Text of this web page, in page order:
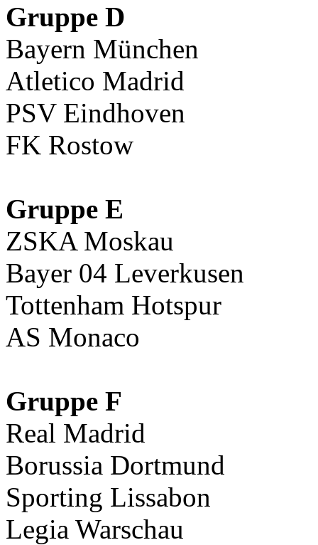
Gruppe D
Bayern München
Atletico Madrid
PSV Eindhoven
FK Rostow
Gruppe E
ZSKA Moskau
Bayer 04 Leverkusen
Tottenham Hotspur
AS Monaco
Gruppe F
Real Madrid
Borussia Dortmund
Sporting Lissabon
Legia Warschau